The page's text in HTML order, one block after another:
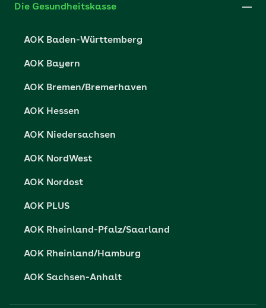
Datenschutzrechte
Barrierefreiheit
Barriere melden
Die Gesundheitskasse
AOK Baden-Württemberg
AOK Bayern
AOK Bremen/Bremerhaven
AOK Hessen
AOK Niedersachsen
AOK NordWest
AOK Nordost
AOK PLUS
AOK Rheinland-Pfalz/Saarland
AOK Rheinland/Hamburg
AOK Sachsen-Anhalt